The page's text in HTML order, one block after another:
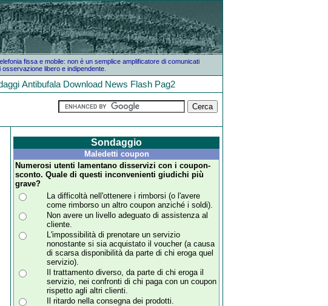
fissa e mobile: non è un semplice amplificatore di comunicati
libero e indipendente.
Antibufala Download News Flash Pag2
Sondaggio
Maledetti coupon
Numerosi utenti lamentano disservizi con i coupon-
sconto. Quale di questi inconvenienti giudichi più
grave?
La difficoltà nell'ottenere i rimborsi (o l'avere
come rimborso un altro coupon anziché i soldi).
Non avere un livello adeguato di assistenza al
cliente.
L'impossibilità di prenotare un servizio
nonostante si sia acquistato il voucher (a causa
di scarsa disponibilità da parte di chi eroga quel
servizio).
Il trattamento diverso, da parte di chi eroga il
servizio, nei confronti di chi paga con un coupon
rispetto agli altri clienti.
Il ritardo nella consegna dei prodotti.